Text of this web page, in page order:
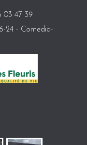
03 47 39
24 - Comedia-